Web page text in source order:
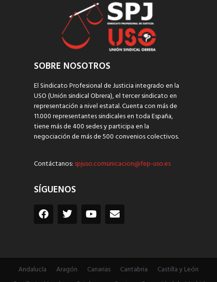
SOBRE NOSOTROS
El Sindicato Profesional de Justicia integrado en la
USO (Unión sindical Obrera), el tercer sindicato en
representación a nivel estatal. Cuenta con más de
11.000 representantes sindicales en toda España,
tiene más de 400 sedes y participa en la
negociación de más de 500 convenios colectivos.
Contáctanos: spjuso.comunicacion@fep-uso.es
SÍGUENOS
Andalucía Aragón Canarias Cantabria
Castilla y León